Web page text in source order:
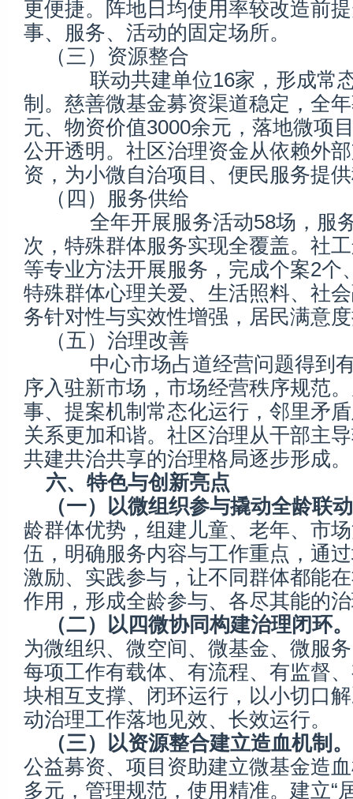
更便捷。阵地日均使用率较改造前
事、服务、活动的固定场所。
（三）资源整合
联动共建单位16家，形成常
制。慈善微基金募资渠道稳定，全
元、物资价值3000余元，落地微项
公开透明。社区治理资金从依赖外
资，为小微自治项目、便民服务提
（四）服务供给
全年开展服务活动58场，服
次，特殊群体服务实现全覆盖。社
等专业方法开展服务，完成个案2个
特殊群体心理关爱、生活照料、社
务针对性与实效性增强，居民满意
（五）治理改善
中心市场占道经营问题得到有
序入驻新市场，市场经营秩序规范
事、提案机制常态化运行，邻里矛
关系更加和谐。社区治理从干部主
共建共治共享的治理格局逐步形成。
六、特色与创新亮点
（一）以微组织参与撬动全龄联
龄群体优势，组建儿童、老年、市
伍，明确服务内容与工作重点，通
激励、实践参与，让不同群体都能
作用，形成全龄参与、各尽其能的
（二）以四微协同构建治理闭环。
为微组织、微空间、微基金、微服
每项工作有载体、有流程、有监督
块相互支撑、闭环运行，以小切口
动治理工作落地见效、长效运行。
（三）以资源整合建立造血机制。
公益募资、项目资助建立微基金造
多元，管理规范，使用精准。建立